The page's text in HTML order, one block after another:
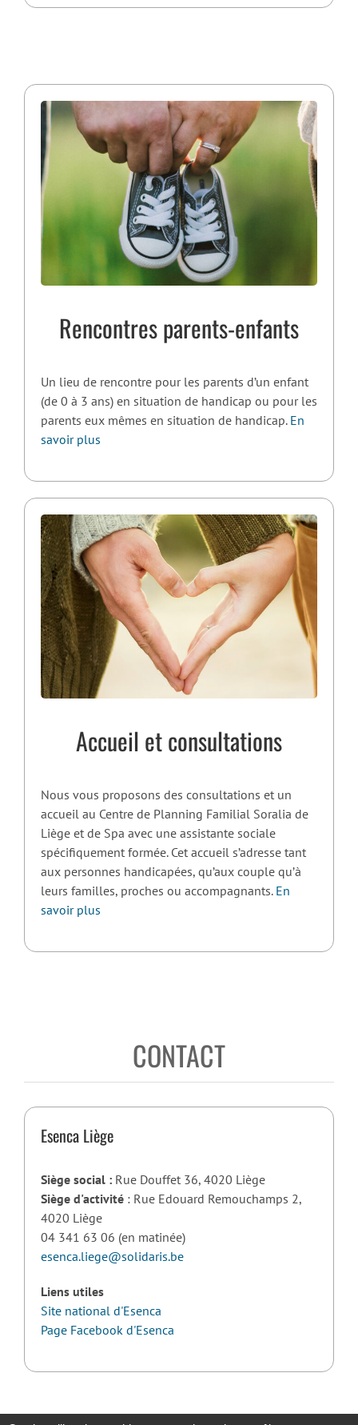
Rencontres parents-enfants
Un lieu de rencontre pour les parents d’un enfant
(de 0 à 3 ans) en situation de handicap ou pour les
parents eux mêmes en situation de handicap. En
savoir plus
Accueil et consultations
Nous vous proposons des consultations et un
accueil au Centre de Planning Familial Soralia de
Liège et de Spa avec une assistante sociale
spécifiquement formée. Cet accueil s’adresse tant
aux personnes handicapées, qu’aux couple qu’à
leurs familles, proches ou accompagnants. En
savoir plus
CONTACT
Esenca Liège
Siège social : Rue Douffet 36, 4020 Liège
Siège d'activité: Rue Edouard Remouchamps 2,
4020 Liège
04 341 63 06 (en matinée)
esenca.liege@solidaris.be
Liens utiles
Site national d'Esenca
Page Facebook d'Esenca